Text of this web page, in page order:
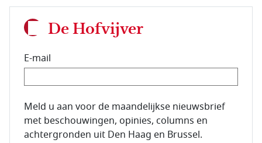
De Hofvijver
E-mail
E-mailadres van de abonnee.
Meld u aan voor de maandelijkse nieuwsbrief
met beschouwingen, opinies, columns en
achtergronden uit Den Haag en Brussel.